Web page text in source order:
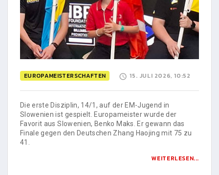
EUROPAMEISTERSCHAFTEN 15. JULI 2026, 10:52
Die erste Disziplin, 14/1, auf der EM-Jugend in
Slowenien ist gespielt. Europameister wurde der
Favorit aus Slowenien, Benko Maks. Er gewann das
Finale gegen den Deutschen Zhang Haojing mit 75 zu
41.
WEITERLESEN...